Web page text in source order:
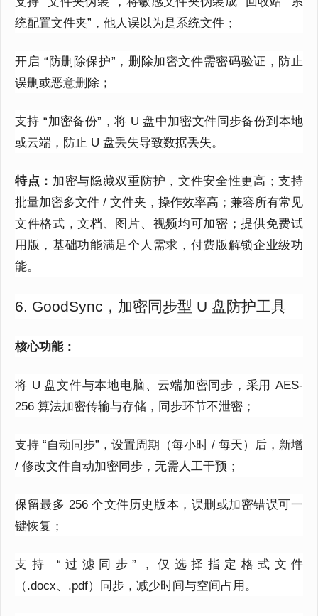
统配置文件夹”，他人误以为是系统文件；
开启 “防删除保护”，删除加密文件需密码验证，防止
误删或恶意删除；
支持 “加密备份”，将 U 盘中加密文件同步备份到本地
或云端，防止 U 盘丢失导致数据丢失。
特点： 加密与隐藏双重防护，文件安全性更高；支持
批量加密多文件 / 文件夹，操作效率高；兼容所有常见
文件格式，文档、图片、视频均可加密；提供免费试
用版，基础功能满足个人需求，付费版解锁企业级功
能。
6. GoodSync，加密同步型 U 盘防护工具
核心功能：
将 U 盘文件与本地电脑、云端加密同步，采用 AES-
256 算法加密传输与存储，同步环节不泄密；
支持 “自动同步”，设置周期（每小时 / 每天）后，新增
/ 修改文件自动加密同步，无需人工干预；
保留最多 256 个文件历史版本，误删或加密错误可一
键恢复；
支持 “过滤同步”，仅选择指定格式文件
（.docx、.pdf）同步，减少时间与空间占用。